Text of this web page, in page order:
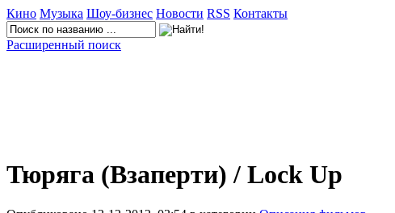
Кино Музыка Шоу-бизнес Новости RSS Контакты
Расширенный поиск
Тюряга (Взаперти) / Lock Up